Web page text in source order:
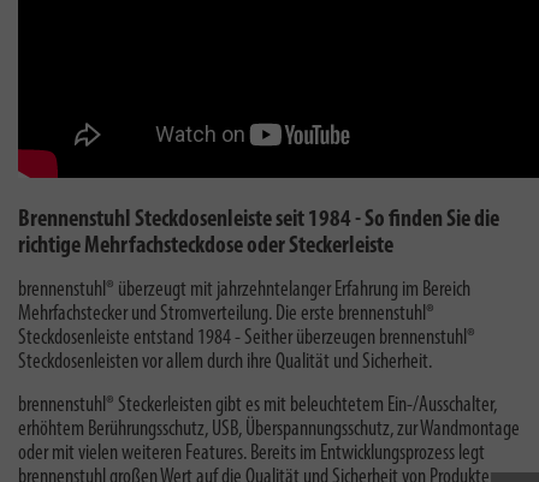
Brennenstuhl Steckdosenleiste seit 1984 - So finden Sie die
richtige Mehrfachsteckdose oder Steckerleiste
brennenstuhl® überzeugt mit jahrzehntelanger Erfahrung im Bereich
Mehrfachstecker und Stromverteilung. Die erste brennenstuhl®
Steckdosenleiste entstand 1984 - Seither überzeugen brennenstuhl®
Steckdosenleisten vor allem durch ihre Qualität und Sicherheit.
brennenstuhl® Steckerleisten gibt es mit beleuchtetem Ein-/Ausschalter,
erhöhtem Berührungsschutz, USB, Überspannungsschutz, zur Wandmontage
oder mit vielen weiteren Features. Bereits im Entwicklungsprozess legt